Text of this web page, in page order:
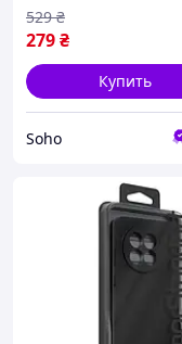
279₴
529 ₴
Купить
Soho